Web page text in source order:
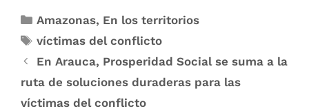
Amazonas, En los territorios
víctimas del conflicto
En Arauca, Prosperidad Social se suma a la
ruta de soluciones duraderas para las
víctimas del conflicto